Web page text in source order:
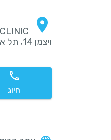
ויצמן 14, תל אביב
חיוג